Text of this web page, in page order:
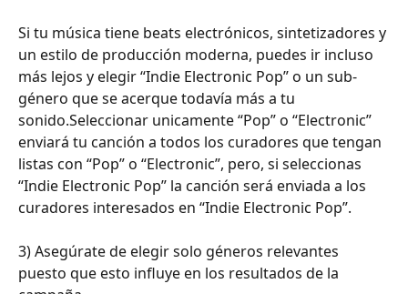
Si tu música tiene beats electrónicos, sintetizadores y
un estilo de producción moderna, puedes ir incluso
más lejos y elegir “Indie Electronic Pop” o un sub-
género que se acerque todavía más a tu
sonido.Seleccionar unicamente “Pop” o “Electronic”
enviará tu canción a todos los curadores que tengan
listas con “Pop” o “Electronic”, pero, si seleccionas
“Indie Electronic Pop” la canción será enviada a los
curadores interesados en “Indie Electronic Pop”.
3) Asegúrate de elegir solo géneros relevantes
puesto que esto influye en los resultados de la